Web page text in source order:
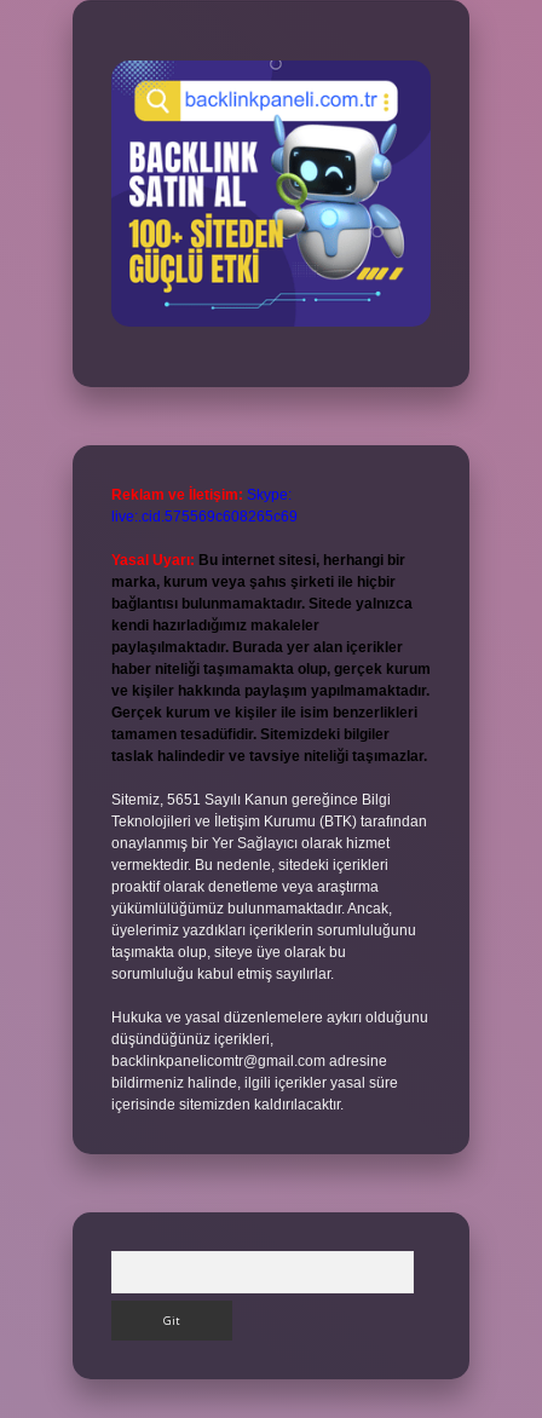
Reklam ve İletişim: Skype:
live:.cid.575569c608265c69
Yasal Uyarı: Bu internet sitesi, herhangi bir
marka, kurum veya şahıs şirketi ile hiçbir
bağlantısı bulunmamaktadır. Sitede yalnızca
kendi hazırladığımız makaleler
paylaşılmaktadır. Burada yer alan içerikler
haber niteliği taşımamakta olup, gerçek kurum
ve kişiler hakkında paylaşım yapılmamaktadır.
Gerçek kurum ve kişiler ile isim benzerlikleri
tamamen tesadüfidir. Sitemizdeki bilgiler
taslak halindedir ve tavsiye niteliği taşımazlar.
Sitemiz, 5651 Sayılı Kanun gereğince Bilgi
Teknolojileri ve İletişim Kurumu (BTK) tarafından
onaylanmış bir Yer Sağlayıcı olarak hizmet
vermektedir. Bu nedenle, sitedeki içerikleri
proaktif olarak denetleme veya araştırma
yükümlülüğümüz bulunmamaktadır. Ancak,
üyelerimiz yazdıkları içeriklerin sorumluluğunu
taşımakta olup, siteye üye olarak bu
sorumluluğu kabul etmiş sayılırlar.
Hukuka ve yasal düzenlemelere aykırı olduğunu
düşündüğünüz içerikleri,
backlinkpanelicomtr@gmail.com adresine
bildirmeniz halinde, ilgili içerikler yasal süre
içerisinde sitemizden kaldırılacaktır.